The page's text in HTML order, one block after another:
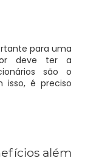
para uma
deve ter a
são o
isso, é preciso
além